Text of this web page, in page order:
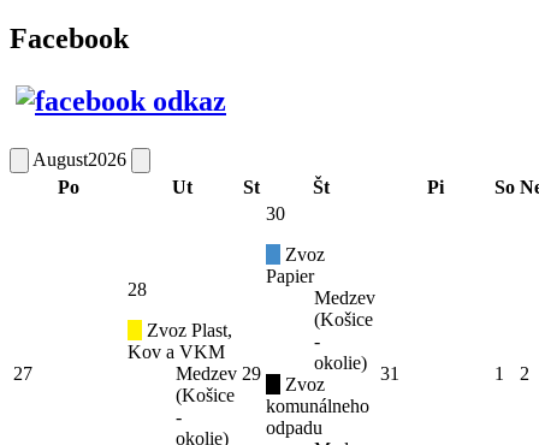
Facebook
August2026
Po
Ut St Št Pi So
27
28
Zvoz Plast,
Kov a VKM
Medzev
(Košice
-
okolie)
29
30
Zvoz
Papier
Medzev
(Košice
-
okolie)
Zvoz
komunálneho
odpadu
31 1 2